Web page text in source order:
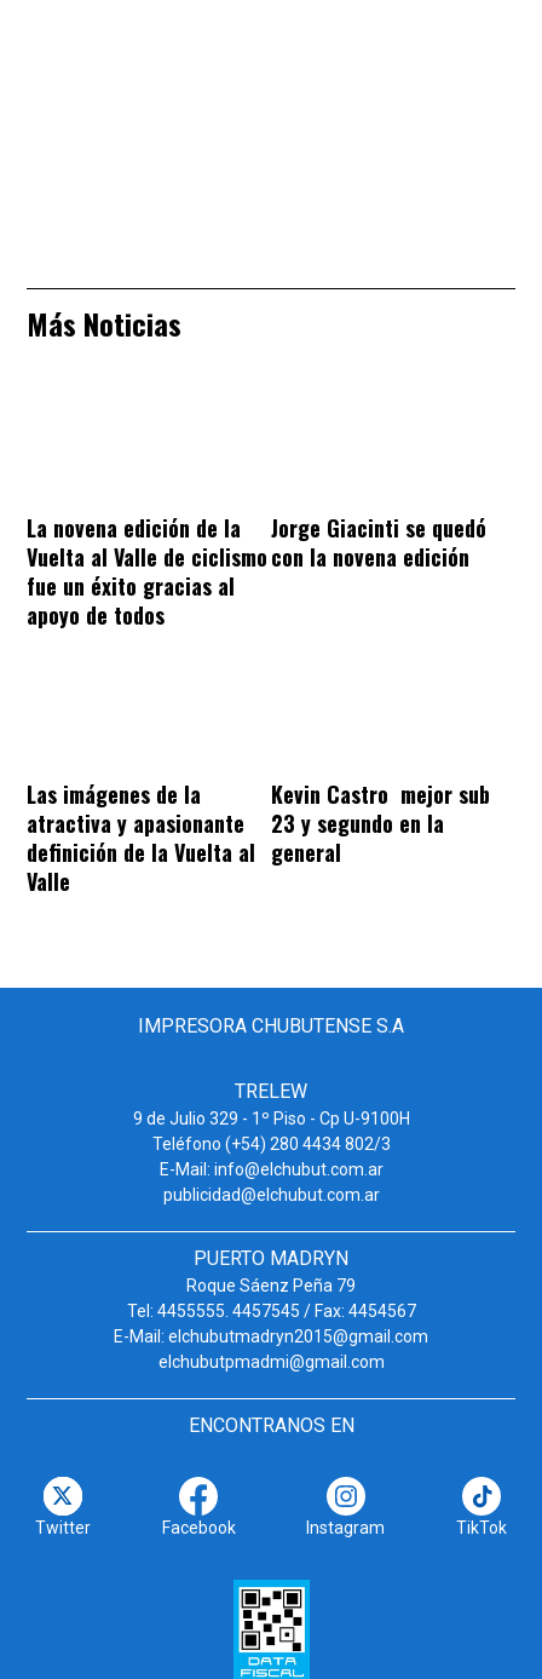
Más Noticias
La novena edición de la
Vuelta al Valle de ciclismo
fue un éxito gracias al
apoyo de todos
Jorge Giacinti se quedó
con la novena edición
Las imágenes de la
atractiva y apasionante
definición de la Vuelta al
Valle
Kevin Castro mejor sub
23 y segundo en la
general
IMPRESORA CHUBUTENSE S.A
TRELEW
9 de Julio 329 - 1º Piso - Cp U-9100H
Teléfono (+54) 280 4434 802/3
E-Mail: info@elchubut.com.ar
publicidad@elchubut.com.ar
PUERTO MADRYN
Roque Sáenz Peña 79
Tel: 4455555. 4457545 / Fax: 4454567
E-Mail: elchubutmadryn2015@gmail.com
elchubutpmadmi@gmail.com
ENCONTRANOS EN
Twitter Facebook Instagram TikTok